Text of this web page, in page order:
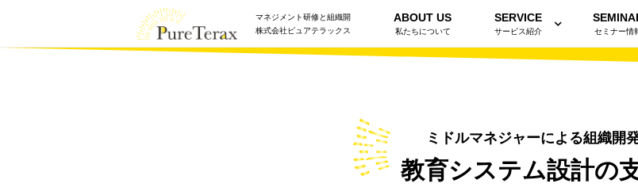
マネジメント研修と組織開
株式会社ピュアテラックス
ABOUT US
私たちについて
SERVICE
サービス紹介 セミナー情
ミドルマネジャーによる組織開
教育システム設計の